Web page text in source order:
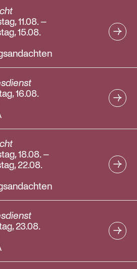
11.08. –
15.08.
16.08.
18.08. –
22.08.
23.08.